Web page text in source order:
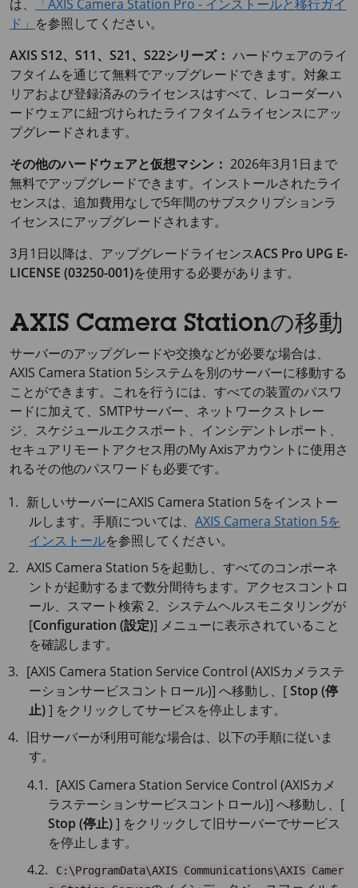
は、
「AXIS Camera Station Pro - インストールと移行ガイ
ド」 を参照してください。
AXIS S12、S11、S21、S22シリーズ： ハードウェアのライ
フタイムを通じて無料でアップグレードできます。対象エ
リアおよび登録済みのライセンスはすべて、レコーダーハ
ードウェアに紐づけられたライフタイムライセンスにアッ
プグレードされます。
その他のハードウェアと仮想マシン： 2026年3月1日まで
無料でアップグレードできます。インストールされたライ
センスは、追加費用なしで5年間のサブスクリプションラ
イセンスにアップグレードされます。
3月1日以降は、アップグレードライセンスACS Pro UPG E-
LICENSE (03250-001)を使用する必要があります。
AXIS Camera Stationの移動
サーバーのアップグレードや交換などが必要な場合は、
AXIS Camera Station 5システムを別のサーバーに移動する
ことができます。これを行うには、すべての装置のパスワ
ードに加えて、SMTPサーバー、ネットワークストレー
ジ、スケジュールエクスポート、インシデントレポート、
セキュアリモートアクセス用のMy Axisアカウントに使用さ
れるその他のパスワードも必要です。
新しいサーバーにAXIS Camera Station 5をインストー
ルします。手順については、 AXIS Camera Station 5を
インストールを参照してください。
AXIS Camera Station 5を起動し、すべてのコンポーネ
ントが起動するまで数分間待ちます。アクセスコントロ
ール、スマート検索 2、システムヘルスモニタリングが
[Configuration (設定)] メニューに表示されていること
を確認します。
[AXIS Camera Station Service Control (AXISカメラステ
ーションサービスコントロール)] へ移動し、[Stop (停
止)] をクリックしてサービスを停止します。
旧サーバーが利用可能な場合は、以下の手順に従いま
す。
[AXIS Camera Station Service Control (AXISカメ
ラステーションサービスコントロール)] へ移動し、[
Stop (停止)] をクリックして旧サーバーでサービス
を停止します。
C:\ProgramData\AXIS Communications\AXIS Camer